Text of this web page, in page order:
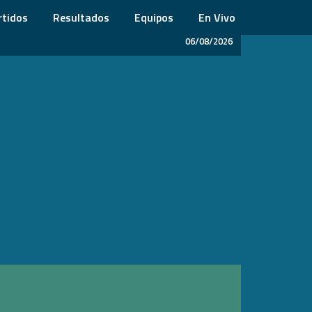
Resultados Equipos En Vivo
06/08/2026